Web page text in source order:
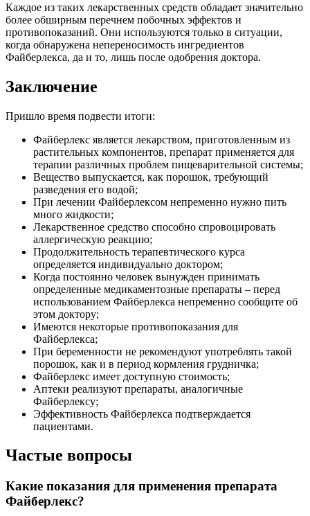
Каждое из таких лекарственных средств обладает значительно
более обширным перечнем побочных эффектов и
противопоказаний. Они используются только в ситуации,
когда обнаружена непереносимость ингредиентов
Файберлекса, да и то, лишь после одобрения доктора.
Заключение
Пришло время подвести итоги:
Файберлекс является лекарством, приготовленным из
растительных компонентов, препарат применяется для
терапии различных проблем пищеварительной системы;
Вещество выпускается, как порошок, требующий
разведения его водой;
При лечении Файберлексом непременно нужно пить
много жидкости;
Лекарственное средство способно спровоцировать
аллергическую реакцию;
Продолжительность терапевтического курса
определяется индивидуально доктором;
Когда постоянно человек вынужден принимать
определенные медикаментозные препараты – перед
использованием Файберлекса непременно сообщите об
этом доктору;
Имеются некоторые противопоказания для
Файберлекса;
При беременности не рекомендуют употреблять такой
порошок, как и в период кормления грудничка;
Файберлекс имеет доступную стоимость;
Аптеки реализуют препараты, аналогичные
Файберлексу;
Эффективность Файберлекса подтверждается
пациентами.
Частые вопросы
Какие показания для применения препарата
Файберлекс?